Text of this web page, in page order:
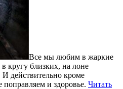
Все мы любим в жаркие
кругу близких, на лоне
действительно кроме
и здоровье. Читать